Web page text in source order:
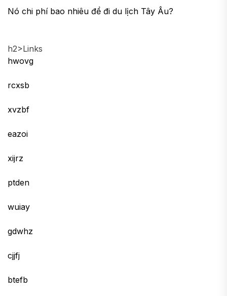
Nó chi phí bao nhiêu để đi du lịch Tây Âu?
h2>Links
hwovg
rcxsb
xvzbf
eazoi
xijrz
ptden
wuiay
gdwhz
cjjfj
btefb